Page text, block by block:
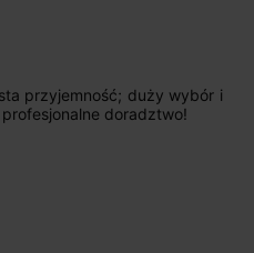
przyjemność; duży wybór i
doradztwo!